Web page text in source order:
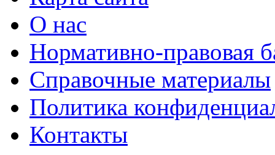
О нас
Нормативно-правовая
Справочные материалы
Политика
Контакты